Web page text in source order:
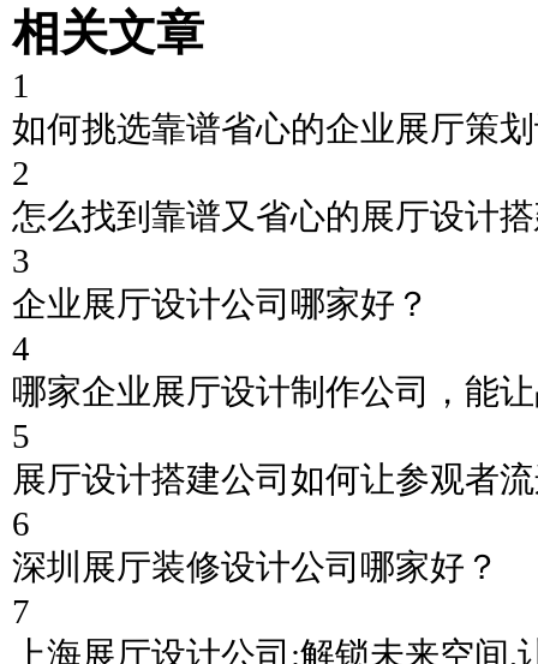
相关文章
1
如何挑选靠谱省心的企业展厅策
2
怎么找到靠谱又省心的展厅设计
3
企业展厅设计公司哪家好？
4
哪家企业展厅设计制作公司，能
5
展厅设计搭建公司如何让参观者
6
深圳展厅装修设计公司哪家好？
7
上海展厅设计公司:解锁未来空间